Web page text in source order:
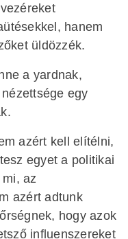
hanem
üldözzék.
a yardnak,
egy
azért kell elítélni,
egyet a politikai
az
azért adtunk
hogy azok
influenszereket